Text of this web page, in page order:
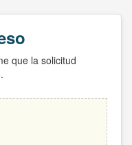
que la solicitud